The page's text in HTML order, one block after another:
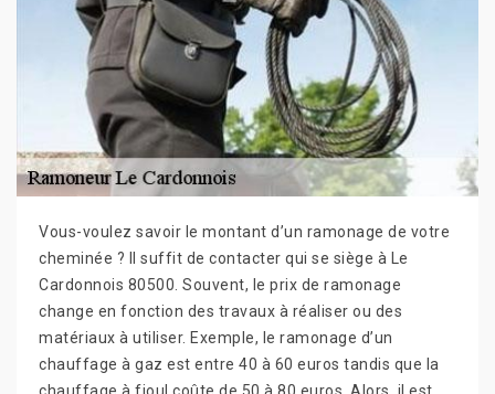
Vous-voulez savoir le montant d’un ramonage de votre
cheminée ? Il suffit de contacter qui se siège à Le
Cardonnois 80500. Souvent, le prix de ramonage
change en fonction des travaux à réaliser ou des
matériaux à utiliser. Exemple, le ramonage d’un
chauffage à gaz est entre 40 à 60 euros tandis que la